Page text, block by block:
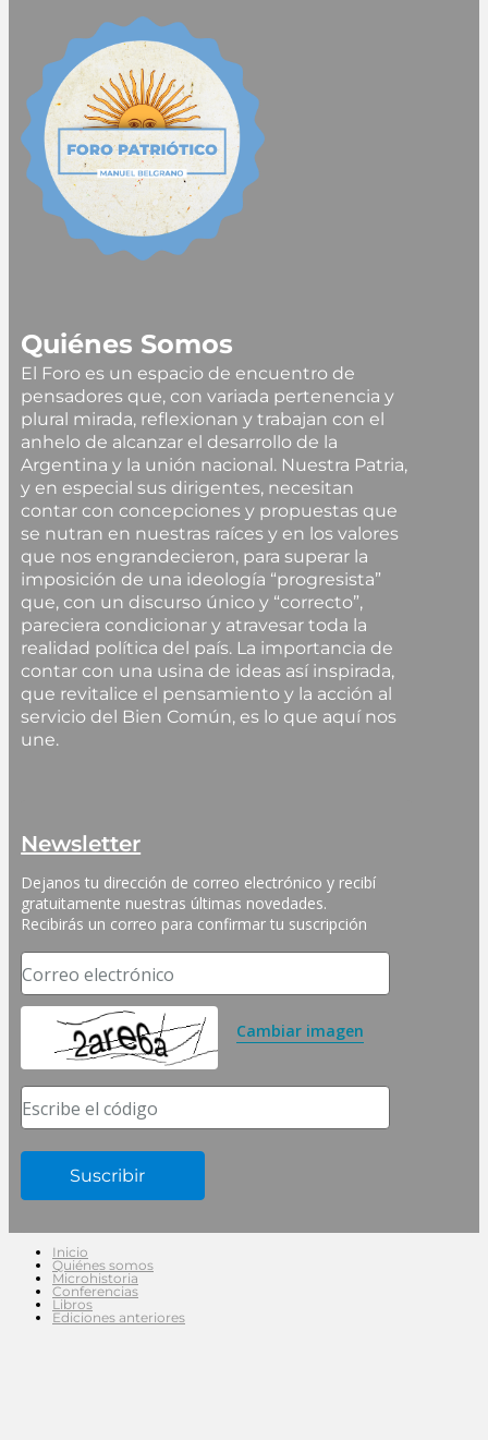
Quiénes Somos
El Foro es un espacio de encuentro de
pensadores que, con variada pertenencia y
plural mirada, reflexionan y trabajan con el
anhelo de alcanzar el desarrollo de la
Argentina y la unión nacional. Nuestra Patria,
y en especial sus dirigentes, necesitan
contar con concepciones y propuestas que
se nutran en nuestras raíces y en los valores
que nos engrandecieron, para superar la
imposición de una ideología “progresista”
que, con un discurso único y “correcto”,
pareciera condicionar y atravesar toda la
realidad política del país. La importancia de
contar con una usina de ideas así inspirada,
que revitalice el pensamiento y la acción al
servicio del Bien Común, es lo que aquí nos
une.
Newsletter
Dejanos tu dirección de correo electrónico y recibí
gratuitamente nuestras últimas novedades.
Recibirás un correo para confirmar tu suscripción
Correo electrónico
Cambiar imagen
Escribe el código
Inicio
Quiénes somos
Microhistoria
Conferencias
Libros
Ediciones anteriores